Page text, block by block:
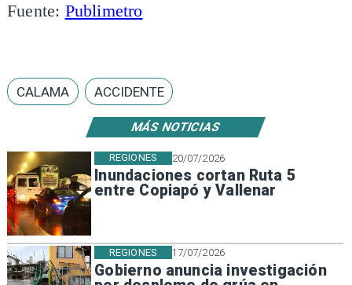
MÁS NOTICIAS
20/07/2026
Inundaciones cortan Ruta 5
entre Copiapó y Vallenar
REGIONES
17/07/2026
Gobierno anuncia investigación
REGIONES
Fuente: Publimetro
CALAMA ACCIDENTE